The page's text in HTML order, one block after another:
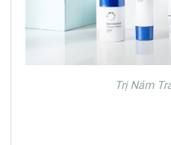
Trị Nám